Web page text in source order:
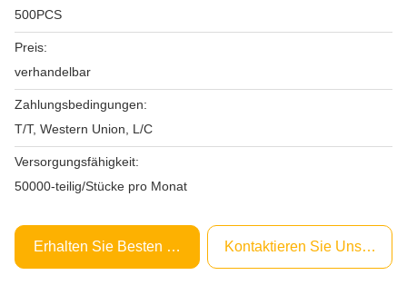
500PCS
Preis:
verhandelbar
Zahlungsbedingungen:
T/T, Western Union, L/C
Versorgungsfähigkeit:
50000-teilig/Stücke pro Monat
Erhalten Sie Besten Preis Kontaktieren Sie Uns Jetzt